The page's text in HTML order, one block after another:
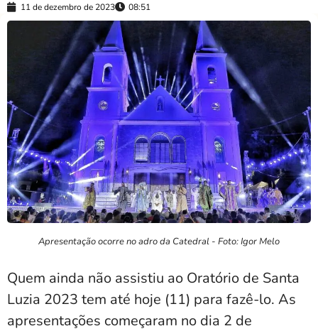
11 de dezembro de 2023 08:51
Apresentação ocorre no adro da Catedral - Foto: Igor Melo
Quem ainda não assistiu ao Oratório de Santa
Luzia 2023 tem até hoje (11) para fazê-lo. As
apresentações começaram no dia 2 de